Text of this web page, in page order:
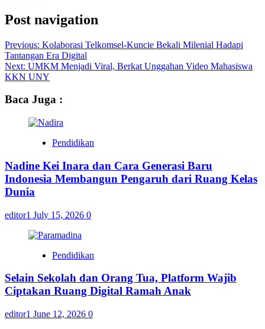
Post navigation
Previous: Kolaborasi Telkomsel-Kuncie Bekali Milenial Hadapi
Tantangan Era Digital
Next: UMKM Menjadi Viral, Berkat Unggahan Video Mahasiswa
KKN UNY
Baca Juga :
Pendidikan
Nadine Kei Inara dan Cara Generasi Baru
Indonesia Membangun Pengaruh dari Ruang Kelas
Dunia
editor1 July 15, 2026 0
Pendidikan
Selain Sekolah dan Orang Tua, Platform Wajib
Ciptakan Ruang Digital Ramah Anak
editor1 June 12, 2026 0